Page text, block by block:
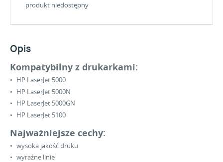
produkt niedostępny
Opis
Kompatybilny z drukarkami:
HP LaserJet 5000
HP LaserJet 5000N
HP LaserJet 5000GN
HP LaserJet 5100
Najważniejsze cechy:
wysoka jakość druku
wyraźne linie